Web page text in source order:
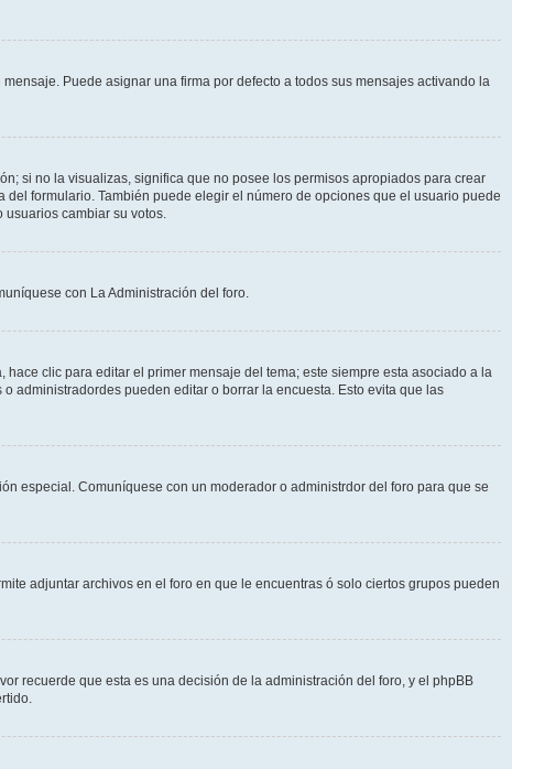
Puede asignar una firma por defecto a todos sus mensajes activando la
si no la visualizas, significa que no posee los permisos apropiados para crear
formulario. También puede elegir el número de opciones que el usuario puede
usuarios cambiar su votos.
con La Administración del foro.
clic para editar el primer mensaje del tema; este siempre esta asociado a la
administradordes pueden editar o borrar la encuesta. Esto evita que las
especial. Comuníquese con un moderador o administrdor del foro para que se
adjuntar archivos en el foro en que le encuentras ó solo ciertos grupos pueden
recuerde que esta es una decisión de la administración del foro, y el phpBB